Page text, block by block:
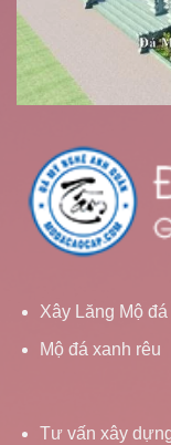
Xây Lăng Mộ đá
Mộ đá xanh rêu
Tư vấn xây